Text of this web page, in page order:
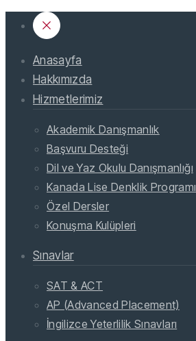
Anasayfa
Hakkımızda
Hizmetlerimiz
Akademik Danışmanlık
Başvuru Desteği
Dil ve Yaz Okulu Danışmanlığı
Kanada Lise Denklik Programı
Özel Dersler
Konuşma Kulüpleri
Sınavlar
SAT & ACT
AP (Advanced Placement)
İngilizce Yeterlilik Sınavları